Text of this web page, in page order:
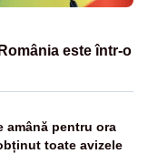
este într-o
amână pentru ora
toate avizele